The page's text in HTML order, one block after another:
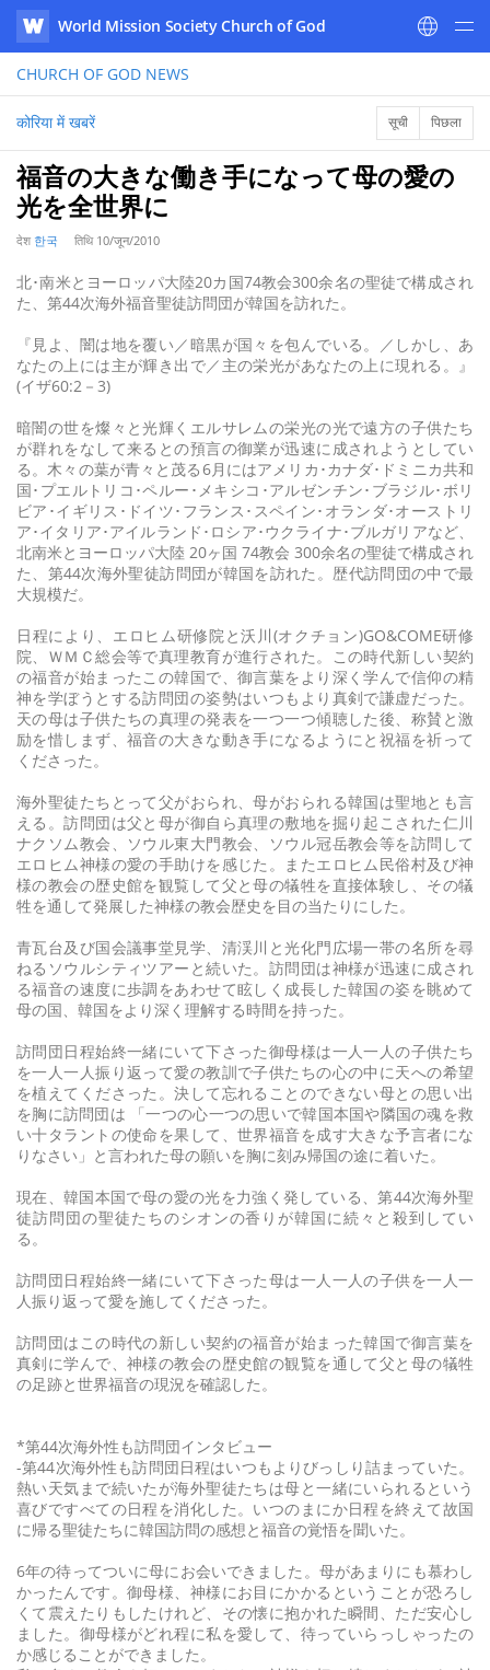
WATV
World Mission Society Church of God
CHURCH OF GOD NEWS
कोरिया में खबरें सूची पिछला
福音の大きな働き手になって母の愛の
光を全世界に
देश 한국 तिथि 10/जून/2010
北･南米とヨーロッパ大陸20カ国74教会300余名の聖徒で構成され
た、第44次海外福音聖徒訪問団が韓国を訪れた。
『見よ、闇は地を覆い／暗黒が国々を包んでいる。／しかし、あ
なたの上には主が輝き出で／主の栄光があなたの上に現れる。』
(イザ60:2－3)
暗闇の世を燦々と光輝くエルサレムの栄光の光で遠方の子供たち
が群れをなして来るとの預言の御業が迅速に成されようとしてい
る。木々の葉が青々と茂る6月にはアメリカ･カナダ･ドミニカ共和
国･プエルトリコ･ペルー･メキシコ･アルゼンチン･ブラジル･ボリ
ビア･イギリス･ドイツ･フランス･スペイン･オランダ･オーストリ
ア･イタリア･アイルランド･ロシア･ウクライナ･ブルガリアなど、
北南米とヨーロッパ大陸 20ヶ国 74教会 300余名の聖徒で構成され
た、第44次海外聖徒訪問団が韓国を訪れた。歴代訪問団の中で最
大規模だ。
日程により、エロヒム研修院と沃川(オクチョン)GO&COME研修
院、ＷＭＣ総会等で真理教育が進行された。この時代新しい契約
の福音が始まったこの韓国で、御言葉をより深く学んで信仰の精
神を学ぼうとする訪問団の姿勢はいつもより真剣で謙虚だった。
天の母は子供たちの真理の発表を一つ一つ傾聴した後、称賛と激
励を惜しまず、福音の大きな動き手になるようにと祝福を祈って
くださった。
海外聖徒たちとって父がおられ、母がおられる韓国は聖地とも言
える。訪問団は父と母が御自ら真理の敷地を掘り起こされた仁川
ナクソム教会、ソウル東大門教会、ソウル冠岳教会等を訪問して
エロヒム神様の愛の手助けを感じた。またエロヒム民俗村及び神
様の教会の歴史館を観覧して父と母の犠牲を直接体験し、その犠
牲を通して発展した神様の教会歴史を目の当たりにした。
青瓦台及び国会議事堂見学、清渓川と光化門広場一帯の名所を尋
ねるソウルシティツアーと続いた。訪問団は神様が迅速に成され
る福音の速度に歩調をあわせて眩しく成長した韓国の姿を眺めて
母の国、韓国をより深く理解する時間を持った。
訪問団日程始終一緒にいて下さった御母様は一人一人の子供たち
を一人一人振り返って愛の教訓で子供たちの心の中に天への希望
を植えてくださった。決して忘れることのできない母との思い出
を胸に訪問団は 「一つの心一つの思いで韓国本国や隣国の魂を救
い十タラントの使命を果して、世界福音を成す大きな予言者にな
りなさい」と言われた母の願いを胸に刻み帰国の途に着いた。
現在、韓国本国で母の愛の光を力強く発している、第44次海外聖
徒訪問団の聖徒たちのシオンの香りが韓国に続々と殺到してい
る。
訪問団日程始終一緒にいて下さった母は一人一人の子供を一人一
人振り返って愛を施してくださった。
訪問団はこの時代の新しい契約の福音が始まった韓国で御言葉を
真剣に学んで、神様の教会の歴史館の観覧を通して父と母の犠牲
の足跡と世界福音の現況を確認した。
*第44次海外性も訪問団インタビュー
-第44次海外性も訪問団日程はいつもよりびっしり詰まっていた。
熱い天気まで続いたが海外聖徒たちは母と一緒にいられるという
喜びですべての日程を消化した。いつのまにか日程を終えて故国
に帰る聖徒たちに韓国訪問の感想と福音の覚悟を聞いた。
6年の待ってついに母にお会いできました。母があまりにも慕わし
かったんです。御母様、神様にお目にかかるということが恐ろし
くて震えたりもしたけれど、その懐に抱かれた瞬間、ただ安心し
ました。御母様がどれ程に私を愛して、待っていらっしゃったの
か感じることができました。